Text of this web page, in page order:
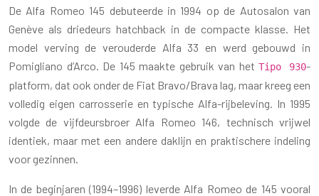
De Alfa Romeo 145 debuteerde in 1994 op de Autosalon van
Genève als driedeurs hatchback in de compacte klasse. Het
model verving de verouderde Alfa 33 en werd gebouwd in
Pomigliano d’Arco. De 145 maakte gebruik van hetTipo 930-
platform, dat ook onder de Fiat Bravo/Brava lag, maar kreeg een
volledig eigen carrosserie en typische Alfa-rijbeleving. In 1995
volgde de vijfdeursbroer Alfa Romeo 146, technisch vrijwel
identiek, maar met een andere daklijn en praktischere indeling
voor gezinnen.
In de beginjaren (1994–1996) leverde Alfa Romeo de 145 vooral